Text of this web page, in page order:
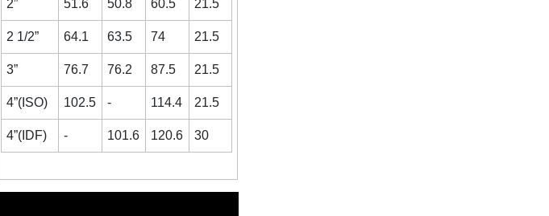
2” 51.6 50.8 60.5 21.5
2 1/2” 64.1 63.5 74 21.5
3” 76.7 76.2 87.5 21.5
4”(ISO) 102.5 - 114.4 21.5
4”(IDF) - 101.6 120.6 30